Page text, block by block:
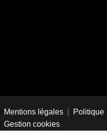
Mentions légales
Politique
Gestion cookies